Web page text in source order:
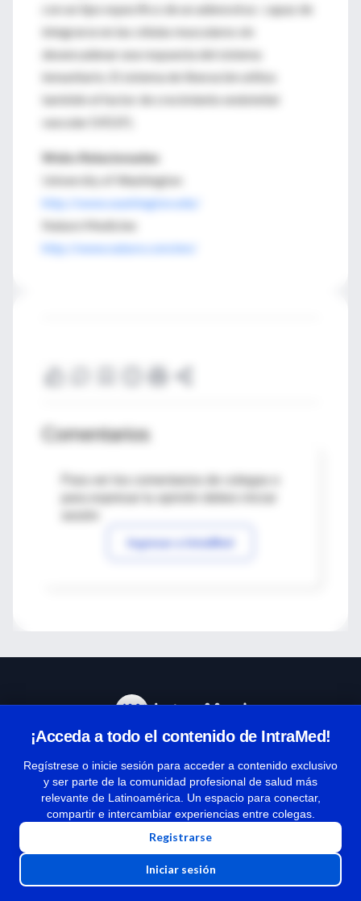
con un tipo específico de un adenovirus- capaz de
integrarse en las células musculares sin
desencadenar una respuesta del sistema
inmunitario. El sistema de liberación utiliza
también el factor de crecimiento endotelial
vascular (VEGF).
Webs Relacionadas
University of Washington
http://www.washington.edu/
Nature Medicine
http://www.nature.com/nm/
Comentarios
Para ver los comentarios de colegas o
Ingresar a IntraMed
¡Acceda a todo el contenido de IntraMed!
Regístrese o inicie sesión para acceder a contenido exclusivo
y ser parte de la comunidad profesional de salud más
relevante de Latinoamérica. Un espacio para conectar,
compartir e intercambiar experiencias entre colegas.
Registrarse
Iniciar sesión
Términos y condiciones
| Políticas de privacidad
| Todos los derechos reservados | Copyright 1997-2026